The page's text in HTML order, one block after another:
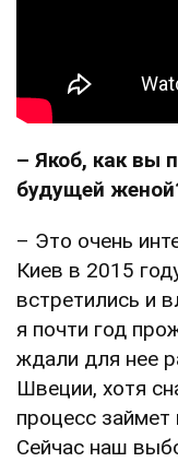
– Якоб, как вы
будущей
– Это очень
Киев в 2015
встретились и
я почти год
ждали для нее
Швеции, хотя
процесс займет
Сейчас наш